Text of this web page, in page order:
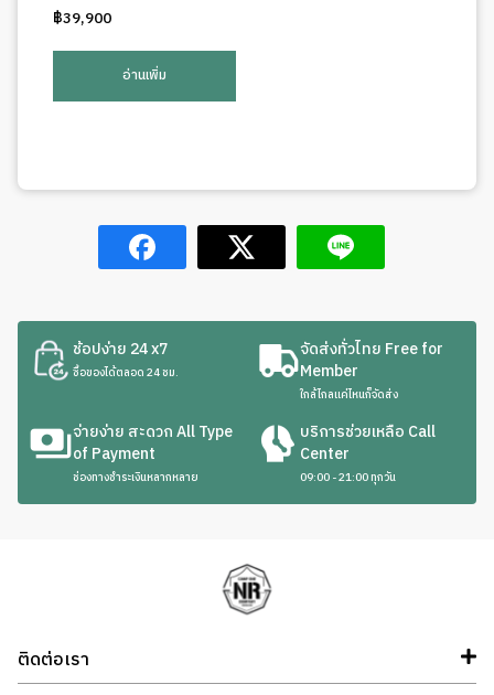
฿39,900
อ่านเพิ่ม
ช้อปง่าย 24 x7
ซื้อของได้ตลอด 24 ชม.
จัดส่งทั่วไทย Free for
Member
ใกล้ไกลแค่ไหนก็จัดส่ง
จ่ายง่าย สะดวก All Type
of Payment
ช่องทางชำระเงินหลากหลาย
บริการช่วยเหลือ Call
Center
09:00 - 21:00 ทุกวัน
ติดต่อเรา